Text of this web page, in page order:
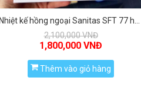
2,100,000 VNĐ
1,800,000 VNĐ
Thêm vào giỏ hàng